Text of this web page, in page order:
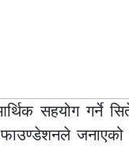
आर्थिक सहयोग